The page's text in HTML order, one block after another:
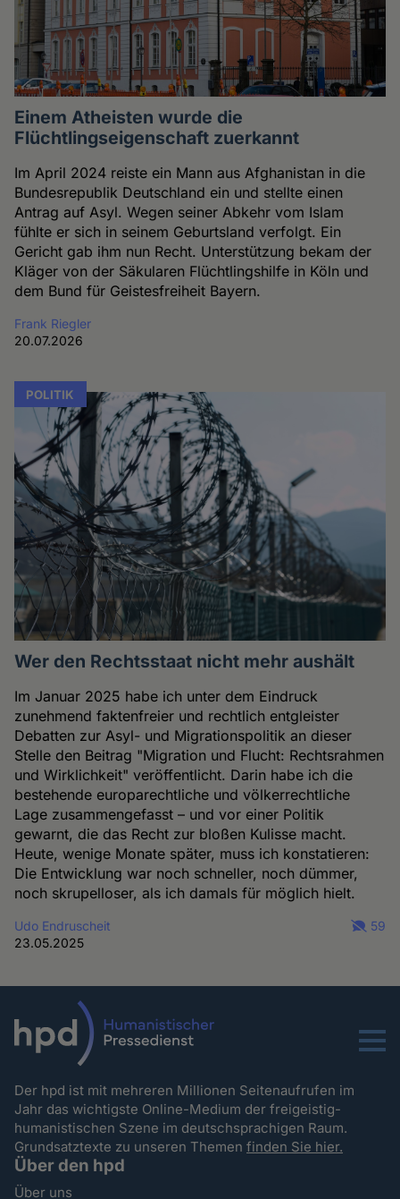
Einem Atheisten wurde die
Flüchtlingseigenschaft zuerkannt
Im April 2024 reiste ein Mann aus Afghanistan in die
Bundesrepublik Deutschland ein und stellte einen
Antrag auf Asyl. Wegen seiner Abkehr vom Islam
fühlte er sich in seinem Geburtsland verfolgt. Ein
Gericht gab ihm nun Recht. Unterstützung bekam der
Kläger von der Säkularen Flüchtlingshilfe in Köln und
dem Bund für Geistesfreiheit Bayern.
Frank Riegler
20.07.2026
POLITIK
Wer den Rechtsstaat nicht mehr aushält
Im Januar 2025 habe ich unter dem Eindruck
zunehmend faktenfreier und rechtlich entgleister
Debatten zur Asyl- und Migrationspolitik an dieser
Stelle den Beitrag "Migration und Flucht: Rechtsrahmen
und Wirklichkeit" veröffentlicht. Darin habe ich die
bestehende europarechtliche und völkerrechtliche
Lage zusammengefasst – und vor einer Politik
gewarnt, die das Recht zur bloßen Kulisse macht.
Heute, wenige Monate später, muss ich konstatieren:
Die Entwicklung war noch schneller, noch dümmer,
noch skrupelloser, als ich damals für möglich hielt.
Udo Endruscheit
23.05.2025
59
Menu
Der hpd ist mit mehreren Millionen Seitenaufrufen im
Jahr das wichtigste Online-Medium der freigeistig-
humanistischen Szene im deutschsprachigen Raum.
Grundsatztexte zu unseren Themenfinden Sie hier.
Über den hpd
Über uns